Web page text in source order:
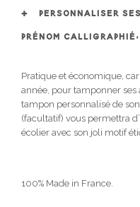
PERSONNALISER
PRÉNOM
Pratique et économique,
année, pour tamponner ses
tampon personnalisé de
(facultatif) vous permettra
écolier avec son joli motif
100% Made in France.